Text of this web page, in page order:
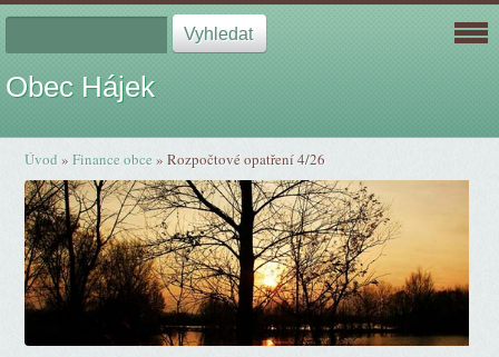
Obec Hájek
Úvod »Finance obce »Rozpočtové opatření 4/26